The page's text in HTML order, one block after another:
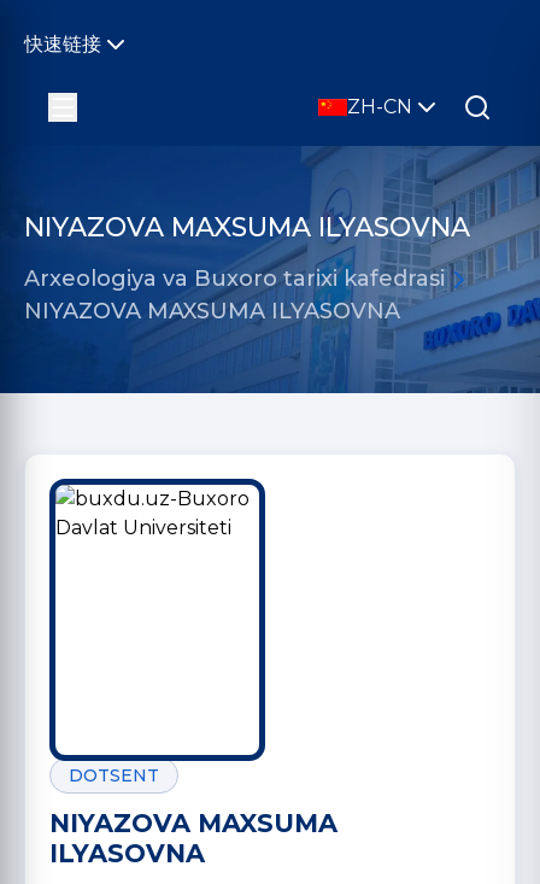
快速链接
ZH-CN
NIYAZOVA MAXSUMA ILYASOVNA
Arxeologiya va Buxoro tarixi kafedrasi
NIYAZOVA MAXSUMA ILYASOVNA
DOTSENT
NIYAZOVA MAXSUMA
ILYASOVNA